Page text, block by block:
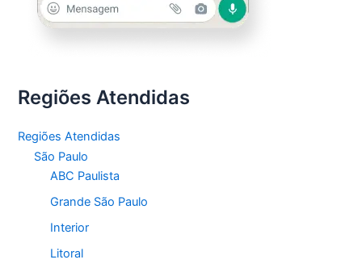
Regiões Atendidas
Regiões Atendidas
São Paulo
ABC Paulista
Grande São Paulo
Interior
Litoral